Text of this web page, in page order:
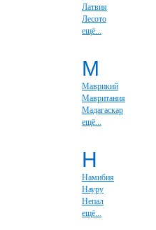
Латвия
Лесото
ещё...
М
Маврикий
Мавритания
Мадагаскар
ещё...
Н
Намибия
Науру
Непал
ещё...